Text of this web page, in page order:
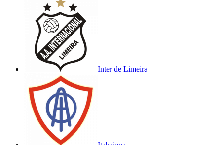
Inter de Limeira